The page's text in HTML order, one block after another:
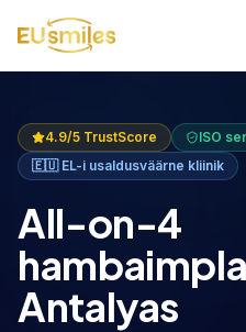
4.9/5 TrustScore
ISO
🇪🇺 EL-i usaldusväärne kliinik
All-on-4
Antalyas